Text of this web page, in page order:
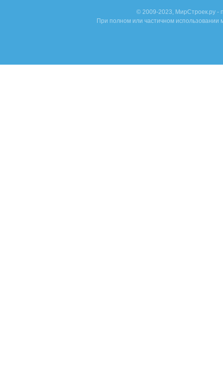
© 2009-2023, МирСтроек.ру -
При полном или частичном использовании